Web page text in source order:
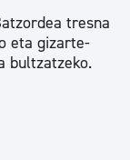
tresna
eta gizarte-
bultzatzeko.